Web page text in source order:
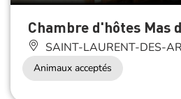
Chambre d'hôtes Mas
SAINT-LAURENT-DES-
Animaux acceptés